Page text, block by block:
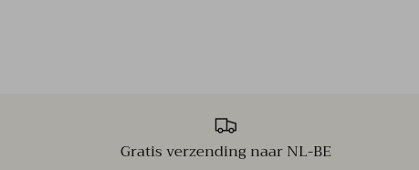
Gratis verzending naar NL-BE